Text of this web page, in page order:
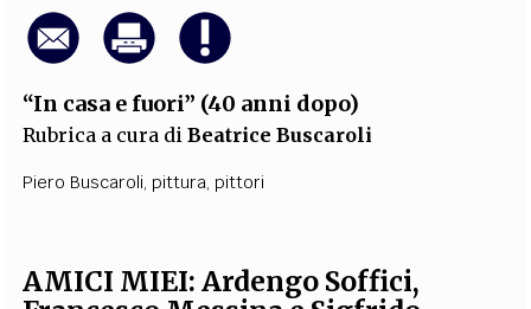
“In casa e fuori” (40 anni dopo)
Rubrica a cura diBeatrice Buscaroli
Piero Buscaroli, pittura, pittori
AMICI MIEI: Ardengo Soffici,